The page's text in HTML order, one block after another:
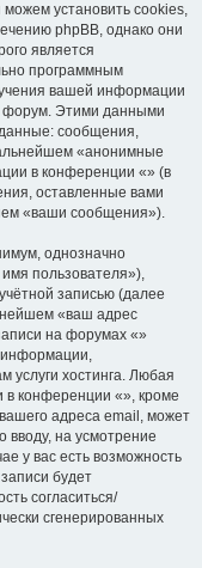
установить cookies,
phpBB, однако они
является
программным
вашей информации
форум. Этими данными
сообщения,
«анонимные
в конференции «» (в
оставленные вами
«ваши сообщения»).
однозначно
пользователя»),
записью (далее
«ваш адрес
на форумах «»
информации,
хостинга. Любая
конференции «», кроме
адреса email, может
вводу, на усмотрение
у вас есть возможность
будет
согласиться/
сгенерированных